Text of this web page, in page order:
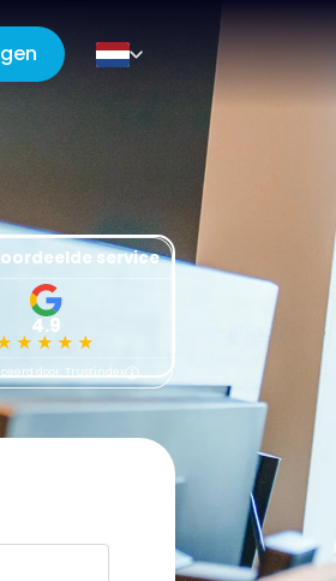
4.9
service
door: Trustindex